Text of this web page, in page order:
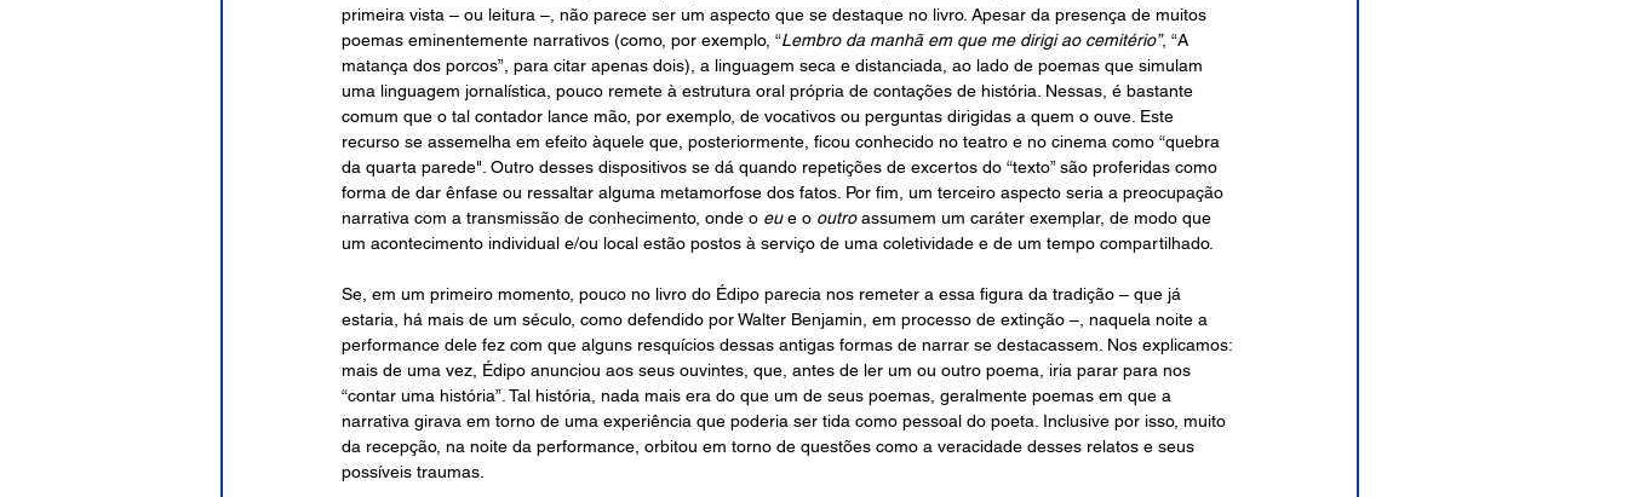
primeira vista ­– ou leitura –, não parece ser um aspecto que se destaque no livro. Apesar da presença de muitos
poemas eminentemente narrativos (como, por exemplo, “Lembro da manhã em que me dirigi ao cemitério”, “A
matança dos porcos”, para citar apenas dois), a linguagem seca e distanciada, ao lado de poemas que simulam
uma linguagem jornalística, pouco remete à estrutura oral própria de contações de história. Nessas, é bastante
comum que o tal contador lance mão, por exemplo, de vocativos ou perguntas dirigidas a quem o ouve. Este
recurso se assemelha em efeito àquele que, posteriormente, ficou conhecido no teatro e no cinema como “quebra
da quarta parede". Outro desses dispositivos se dá quando repetições de excertos do “texto” são proferidas como
forma de dar ênfase ou ressaltar alguma metamorfose dos fatos. Por fim, um terceiro aspecto seria a preocupação
narrativa com a transmissão de conhecimento, onde o eu e o outro assumem um caráter exemplar, de modo que
um acontecimento individual e/ou local estão postos à serviço de uma coletividade e de um tempo compartilhado.
Se, em um primeiro momento, pouco no livro do Édipo parecia nos remeter a essa figura da tradição – que já
estaria, há mais de um século, como defendido por Walter Benjamin, em processo de extinção –, naquela noite a
performance dele fez com que alguns resquícios dessas antigas formas de narrar se destacassem. Nos explicamos:
mais de uma vez, Édipo anunciou aos seus ouvintes, que, antes de ler um ou outro poema, iria parar para nos
“contar uma história”. Tal história, nada mais era do que um de seus poemas, geralmente poemas em que a
narrativa girava em torno de uma experiência que poderia ser tida como pessoal do poeta. Inclusive por isso, muito
da recepção, na noite da performance, orbitou em torno de questões como a veracidade desses relatos e seus
possíveis traumas.